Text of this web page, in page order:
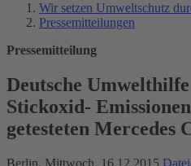
Wir setzen Umweltschutz
Pressemitteilungen
Pressemitteilung
Deutsche
Stickoxid-
getesteten Mercedes
Berlin, Mittwoch, 16.12.2015